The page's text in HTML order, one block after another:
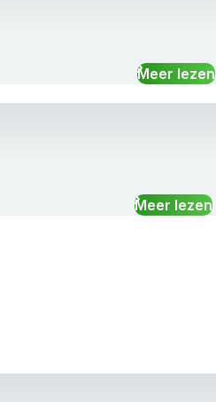
Meer lezen
Meer lezen